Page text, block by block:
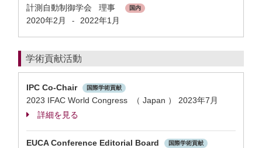
計測自動制御学会 理事 国内
2020年2月 - 2022年1月
学術貢献活動
IPC Co-Chair 国際学術貢献
2023 IFAC World Congress （ Japan ） 2023年7月
詳細を見る
EUCA Conference Editorial Board 国際学術貢献